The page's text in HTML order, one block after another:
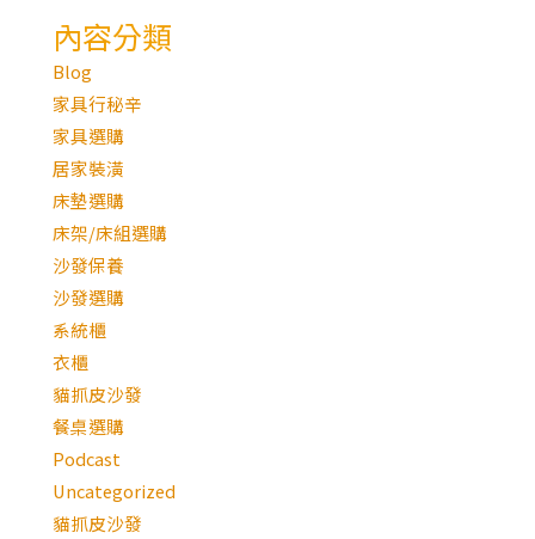
內容分類
Blog
家具行秘辛
家具選購
居家裝潢
床墊選購
床架/床組選購
沙發保養
沙發選購
系統櫃
衣櫃
貓抓皮沙發
餐桌選購
Podcast
Uncategorized
貓抓皮沙發